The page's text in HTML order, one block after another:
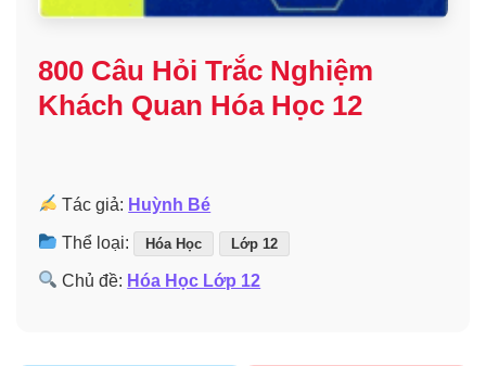
800 Câu Hỏi Trắc Nghiệm
Khách Quan Hóa Học 12
Tác giả: Huỳnh Bé
Thể loại: Hóa Học Lớp 12
Chủ đề: Hóa Học Lớp 12